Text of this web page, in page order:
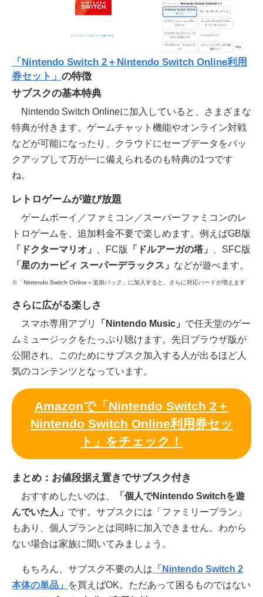
「Nintendo Switch 2＋Nintendo Switch Online利用
券セット」 の特徴
サブスクの基本特典
Nintendo Switch Onlineに加入していると、さまざまな
特典が付きます。ゲームチャット機能やオンライン対戦
などが可能になったり、クラウドにセーブデータをバッ
クアップして万が一に備えられるのも特典の1つです
ね。
レトロゲームが遊び放題
ゲームボーイ／ファミコン／スーパーファミコンのレ
トロゲームを、追加料金不要で楽しめます。例えばGB版
「ドクターマリオ」
、FC版 「ドルアーガの塔」
、SFC版
「星のカービィ スーパーデラックス」 などが遊べます。
※「Nintendo Switch Online＋追加パック」に加入すると、さらに対応ハードが増えます
さらに広がる楽しさ
スマホ専用アプリ 「Nintendo Music」 で任天堂のゲー
ムミュージックをたっぷり聴けます。先日ブラウザ版が
公開され、このためにサブスク加入する人が出るほど人
気のコンテンツとなっています。
Amazonで「Nintendo Switch 2＋
Nintendo Switch Online利用券セッ
ト」をチェック！
まとめ：お値段据え置きでサブスク付き
おすすめしたいのは、
「個人でNintendo Switchを遊
んでいた人」 です。サブスクには「ファミリープラン」
もあり、個人プランとは同時に加入できません。わから
ない場合は家族に聞いてみましょう。
もちろん、サブスク不要の人は 「Nintendo Switch 2
本体の単品」
を買えばOK。ただあって困るものではない